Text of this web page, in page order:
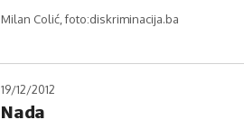
Milan Colić, foto:diskriminacija.ba
19/12/2012
Nada